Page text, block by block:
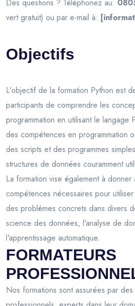
Des questions ? Téléphonez au:
vert gratuit) ou par e-mail à:
Objectifs
L'objectif de la formation Python est
participants de comprendre les
programmation en utilisant le
des compétences en programmation
des scripts et des programmes
structures de données couramment
La formation vise également à donner
compétences nécessaires pour
des problèmes concrets dans divers
science des données, l'analyse de
l'apprentissage automatique.
FORMATEURS
Nos formations sont assurées par des